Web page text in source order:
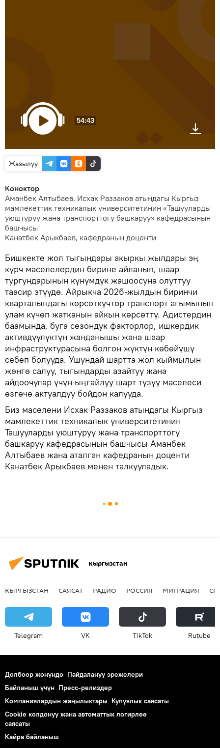
54:43
Жазылуу
Коноктор
Аманбек Алтыбаев, Исхак Раззаков атындагы Кыргыз
мамлекеттик техникалык университетинин «Ташууларды
уюштуруу жана транспорттогу башкаруу» кафедрасынын
башчысы
Канатбек Арыкбаев, кафедранын доценти
Бишкекте жол тыгындары акыркы жылдары эң
курч маселелердин бирине айланып, шаар
тургундарынын күнүмдүк жашоосуна олуттуу
таасир этүүдө. Айрыкча 2026-жылдын биринчи
кварталындагы көрсөткүчтөр транспорт агымынын
улам күчөп жатканын айкын көрсөттү. Адистердин
баамында, буга сезондук факторлор, ишкердик
активдүүлүктүн жанданышы жана шаар
инфраструктурасына болгон жүктүн көбөйүшү
себеп болууда. Ушундай шартта жол кыймылын
жөнгө салуу, тыгындарды азайтуу жана
айдоочулар үчүн ыңгайлуу шарт түзүү маселеси
өзгөчө актуалдуу бойдон калууда.
Биз маселени Исхак Раззаков атындагы Кыргыз
мамлекеттик техникалык университетинин
Ташууларды уюштуруу жана транспорттогу
башкаруу кафедрасынын башчысы Аманбек
Алтыбаев жана аталган кафедранын доценти
Канатбек Арыкбаев менен талкууладык.
Кыргызстан
КЫРГЫЗСТАН САЯСАТ РАДИО РОССИЯ МИГРАЦИЯ
Telegram VK ТikТоk Rutube
Долбоор жөнүндө Пайдалануу эрежелери
Байланыш үчүн Пресс-релиздер
Компаниялардын жаңылыктары Купуялык саясаты
Cookie колдонуу жана автоматтык логирлөө
саясаты
Кайра байланыш